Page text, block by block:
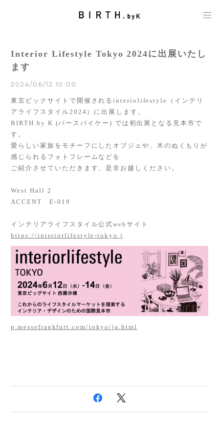
Interior Lifestyle Tokyo 2024に出展いたし
ます
2024/06/12 10:00
東京ビックサイトで開催されるinteriolifestyle（インテリ
アライフスタイル2024）に出展します。
BIRTH.by K (バースバイケー) では初出展となる見本市で
す。
愛らしい家族をモチーフにしたオブジェや、木のぬくもりが
感じられるフォトフレームなどを
ご紹介させていただきます。 是非お越しください。
West Hall 2
ACCENT E-019
インテリアライフスタイル公式webサイト
https://interiorlifestyle-tokyo.j
p.messefrankfurt.com/tokyo/ja.html